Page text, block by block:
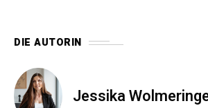
DIE AUTORIN
Jessika